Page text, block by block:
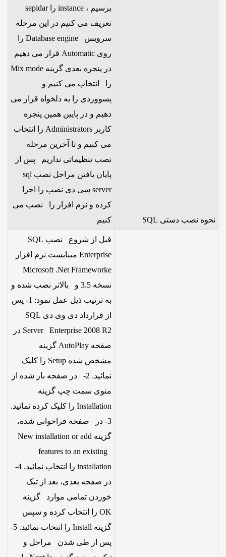
نحوه نصب دستی SQL
برسیم ، instance را sepidar
تعریف می کنیم در این مرحله
سرویس Database engine را
روی Automatic قرار می دهیم
در پنجره بعدی گزینه Mix mode
را انتخاب می کنیم و
پسووردی را به دلخواه قرار می
دهیم و در پایین همین پنجره
کاربر Administrators را انتخاب
می کنیم و تا آخرین مرحله
نصب تنظیماتی نداریم پس از
پایان یافتن مراحل نصب sql
server سی دی نصب را اجرا
کرده و نرم افزار را نصب می
کنیم
قبل از شروع نصب SQL
Enterprise میبایست نرم افزار
Microsoft .Net Frameworke
نسخه 3.5 و بالاتر نصب شده و
به ترتیب ذیل عمل نمود: 1- پس
از قرارداد دی وی دی SQL
Server Enterprise 2008 R2 در
صفحه AutoPlay گزینه
مشخص شده Setup را کلیک
نمائید. 2- در صفحه باز شده از
منوی سمت چپ گزینه
Installation را کلیک کرده نمائید.
3- در صفحه فراخوانی شده،
گزینه New installation or add
features to an existing
installation را انتخاب نمائید. 4-
در صفحه بعدی، بعد از تیک
خوردن تمامی موارد گزینه
OK را انتخاب کرده و سپس
گزینه Install را انتخاب نمائید. 5-
پس از طی شدن مراحل و